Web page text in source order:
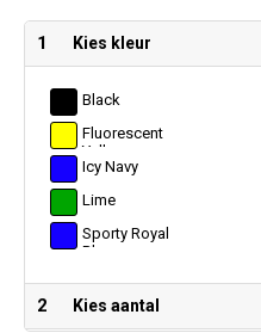
1 Kies kleur
Black
Fluorescent
Yellow
Icy Navy
Lime
Sporty Royal
Blue
2 Kies aantal